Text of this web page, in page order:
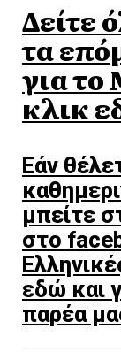
Δείτε
τα
για το
κλικ
Εάν
μπείτε
στο
εδώ και
παρέα